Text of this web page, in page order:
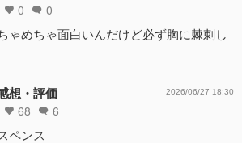
0 0
ゃめちゃ面白いんだけど必ず胸に棘刺し
想・評価
68 6
2026/06/27 18:30
ペンス